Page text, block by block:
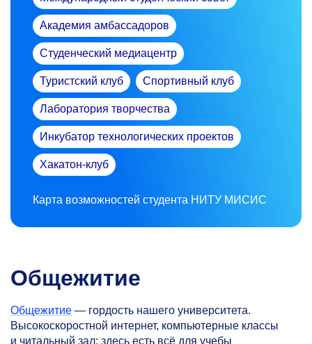
Академия амбассадоров
Студенческий медиацентр
Туристский клуб Спортивный клуб
Лаборатория творчества
Инкубатор технологических проектов
Хакатон-клуб
Карта возможностей студента НИТУ МИСИС
Общежитие
Общежитие — гордость нашего университета.
Высокоскоростной интернет, компьютерные классы
и читальный зал: здесь есть всё для учебы